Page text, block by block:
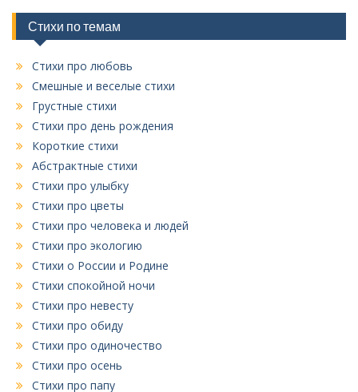
к
Стихи по темам
Стихи про любовь
Смешные и веселые стихи
Грустные стихи
Стихи про день рождения
Короткие стихи
Абстрактные стихи
Стихи про улыбку
Стихи про цветы
Стихи про человека и людей
Стихи про экологию
Стихи о России и Родине
Стихи спокойной ночи
Стихи про невесту
Стихи про обиду
Стихи про одиночество
Стихи про осень
Стихи про папу